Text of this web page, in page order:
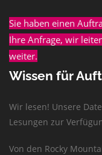
Sie haben einen
Ihre Anfrage, wir
weiter.
Wissen für
Wir lesen! Unsere
Lesungen zur
Von den Rocky